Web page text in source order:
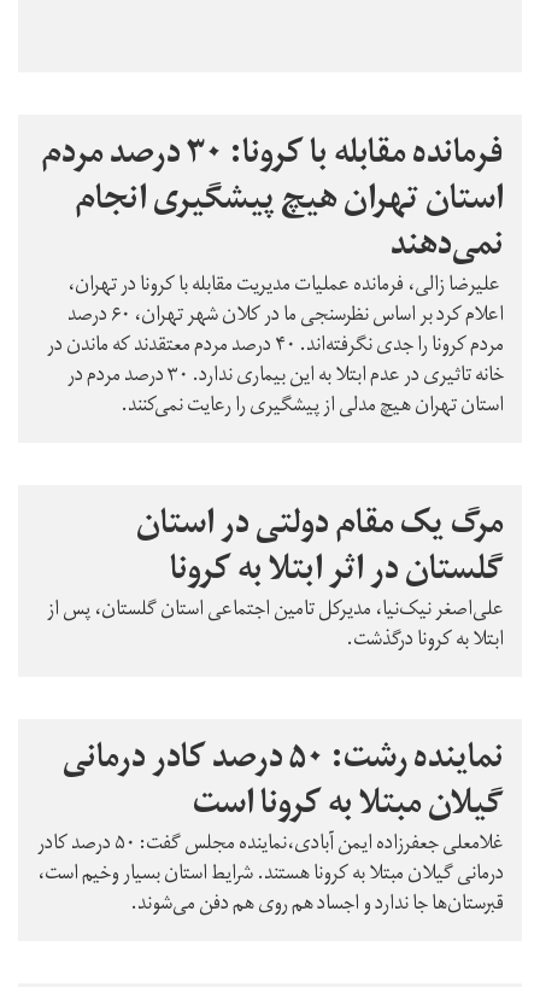
فرمانده مقابله با کرونا: ۳۰ درصد مردم
استان تهران هیچ پیشگیری انجام
نمی‌دهند
علیرضا زالی، فرمانده عملیات مدیریت مقابله با کرونا در تهران،
اعلام کرد بر اساس نظرسنجی ما در کلان شهر تهران، ۶۰ درصد
مردم کرونا را جدی نگرفته‌اند. ۴۰ درصد مردم معتقدند که ماندن در
خانه تاثیری در عدم ابتلا به این بیماری ندارد. ۳۰ درصد مردم در
استان تهران هیچ مدلی از پیشگیری را رعایت نمی‌کنند.
مرگ یک مقام دولتی در استان
گلستان در اثر ابتلا به کرونا
علی‌اصغر نیک‌نیا، مدیرکل تامین اجتماعی استان گلستان،‌ پس از
ابتلا به کرونا درگذشت.
نماینده رشت: ۵۰ درصد کادر درمانی
گیلان مبتلا به کرونا است
غلامعلی جعفرزاده ایمن آبادی،‌نماینده مجلس گفت: ۵۰ درصد کادر
درمانی گیلان مبتلا به کرونا هستند. شرایط استان بسیار وخیم است،
قبرستان‌ها جا ندارد و اجساد هم روی هم دفن می‌شوند.